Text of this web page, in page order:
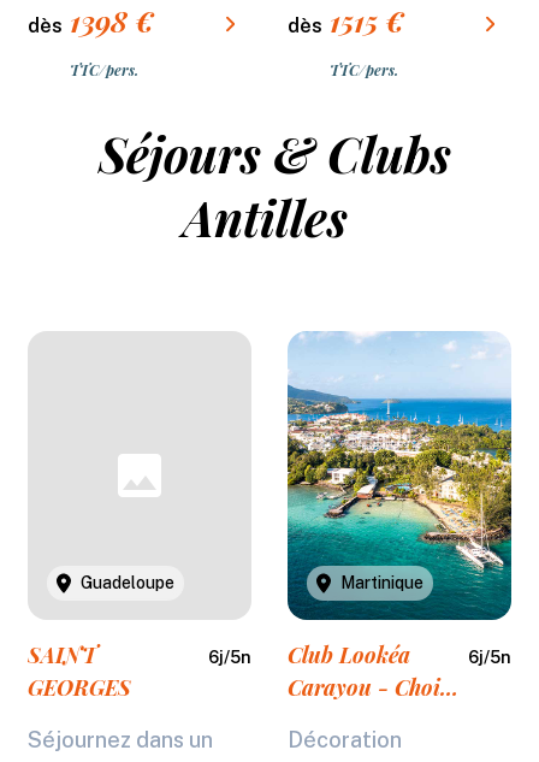
dès 1398 €
TTC/pers.
dès 1515 €
TTC/pers.
Séjours & Clubs
Antilles
Guadeloupe
SAINT
GEORGES
6j/5n
Séjournez dans un
Martinique
Club Lookéa
Carayou - Choix
6j/5n
Décoration